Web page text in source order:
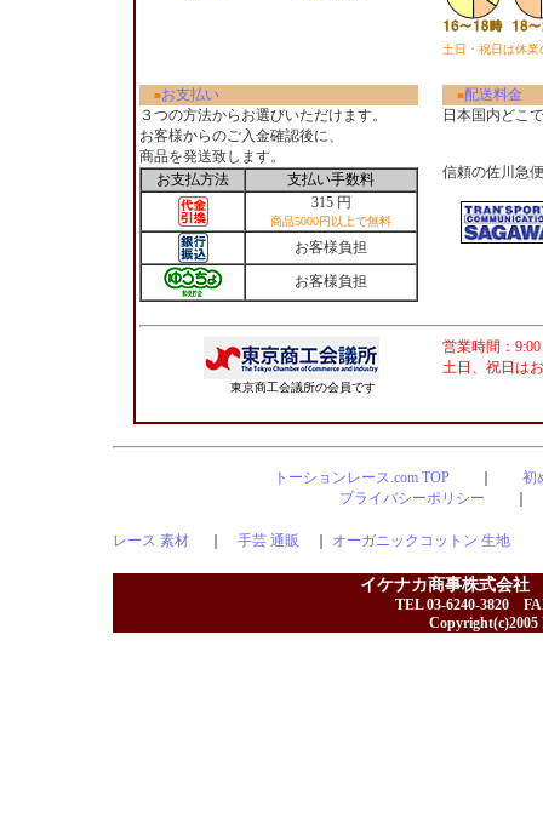
土日・祝日は休
■お支払い
３つの方法からお選びいただけます。
お客様からのご入金確認後に、
商品を発送致します。
お支払方法
支払い手数料
315 円
商品5000円以上で無料
お客様負担
お客様負担
■配送料金
日本国内どこ
信頼の佐川急
東京商工会議所の会員です
営業時間：
土日、祝日は
トーションレース.com TOP
初
プライバシーポリシー
レース 素材 手芸 通販 オーガニックコットン 生地
イケナカ商事株式会社
TEL 03-6240-3820
Copyright(c)2005